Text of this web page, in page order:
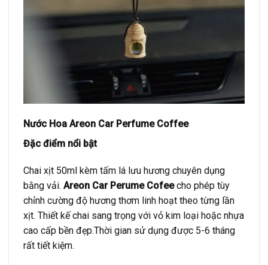
Nước Hoa Areon Car Perfume Coffee
Đặc điểm nổi bật
Chai xịt 50ml kèm tấm lá lưu hương chuyên dụng
bằng vải. Areon Car Perume Cofeecho phép tùy
chỉnh cường độ hương thơm linh hoạt theo từng lần
xịt. Thiết kế chai sang trọng với vỏ kim loại hoặc nhựa
cao cấp bền đẹp.Thời gian sử dụng được 5-6 tháng
rất tiết kiệm.